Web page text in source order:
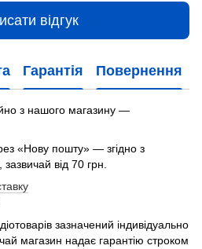
відгук
Гарантія Повернення
з нашого магазину —
«Нову пошту» — згідно з
від 70 грн.
зазначений індивідуально
магазин надає гарантію строком